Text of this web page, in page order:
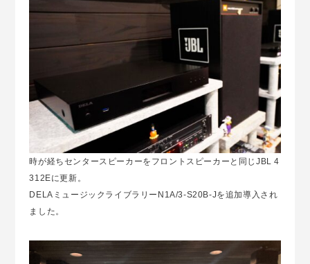
時が経ちセンタースピーカーをフロントスピーカーと同じJBL 4
312Eに更新。
DELAミュージックライブラリーN1A/3-S20B-Jを追加導入され
ました。